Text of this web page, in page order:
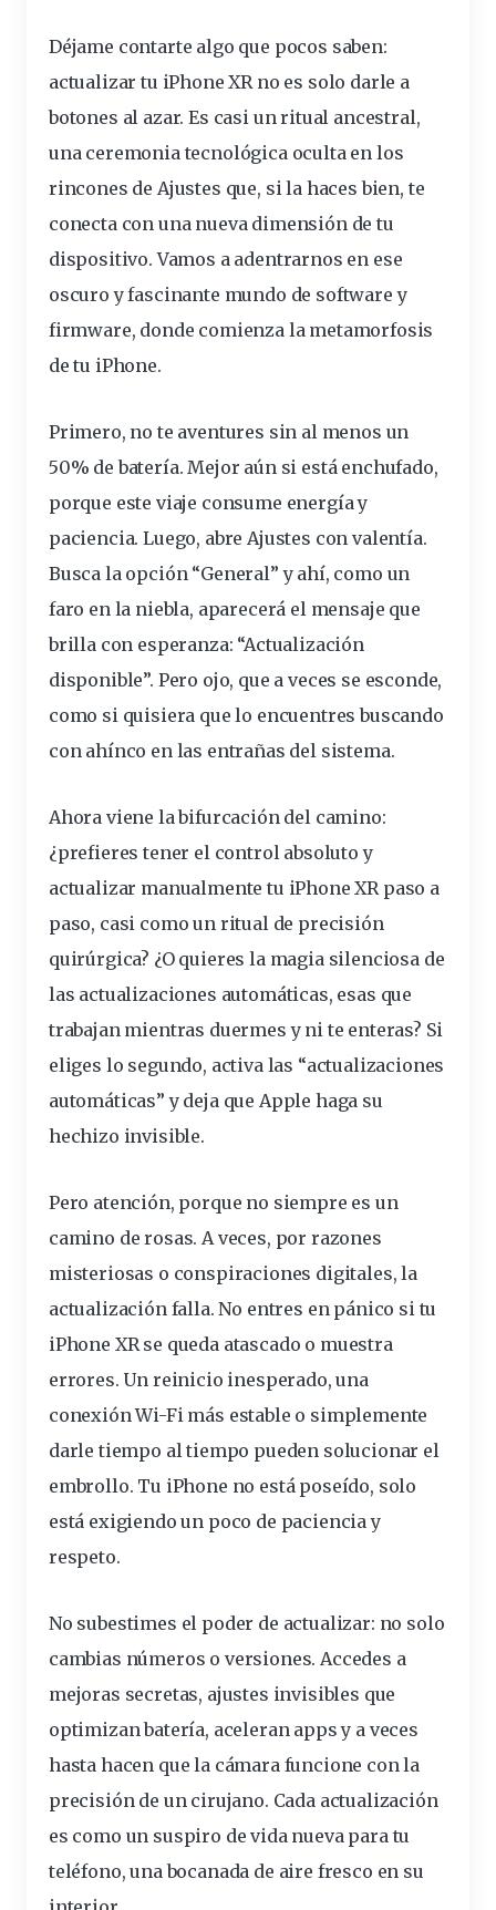
Déjame contarte algo que pocos saben:
actualizar tu iPhone XR no es solo darle a
botones al azar. Es casi unritual ancestral,
una ceremonia tecnológica oculta en los
rincones de Ajustes que, si la haces bien, te
conecta con una nueva dimensión de tu
dispositivo. Vamos a adentrarnos en ese
oscuro y fascinante mundo de software y
firmware, donde comienza la metamorfosis
de tu iPhone.
Primero, no te aventures sin al menos un
50% debatería. Mejor aún si está enchufado,
porque este viaje consume energía y
paciencia. Luego, abre Ajustes con valentía.
Busca la opción “General” y ahí, como un
faro en la niebla, aparecerá el mensaje que
brilla con esperanza: “Actualización
disponible”. Pero ojo, que a veces se esconde,
como si quisiera que lo encuentres buscando
con ahínco en las entrañas del sistema.
Ahora viene la bifurcación del camino:
¿prefieres tener el control absoluto y
actualizar manualmente tu iPhone XR paso a
paso, casi como un ritual de precisión
quirúrgica? ¿O quieres la magia silenciosa de
las actualizaciones automáticas, esas que
trabajan mientras duermes y ni te enteras? Si
eliges lo segundo, activa las “actualizaciones
automáticas” y deja que Apple haga su
hechizo invisible.
Pero atención, porque no siempre es un
camino de rosas. A veces, por razones
misteriosas o conspiraciones digitales, la
actualización falla. No entres en pánico si tu
iPhone XR se queda atascado o muestra
errores. Un reinicio inesperado, una
conexiónWi-Fi más estable o simplemente
darle tiempo al tiempo pueden solucionar el
embrollo. Tu iPhone no está poseído, solo
está exigiendo un poco de paciencia y
respeto.
No subestimes el poder de actualizar: no solo
cambias números o versiones. Accedes a
mejoras secretas, ajustes invisibles que
optimizan batería, aceleran apps y a veces
hasta hacen que la cámara funcione con la
precisión de un cirujano. Cada actualización
es como un suspiro de vida nueva para tu
teléfono, una bocanada de aire fresco en su